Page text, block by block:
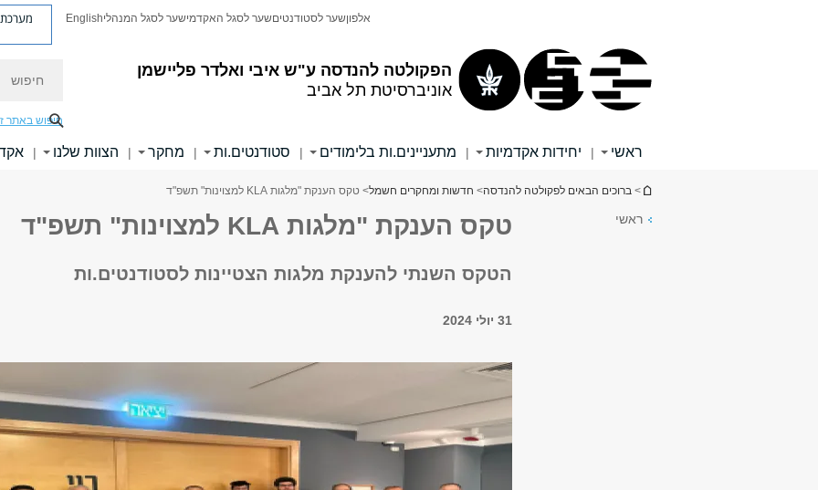
הפקולטה להנדסה ע"ש איבי ואלדר פליישמן
אוניברסיטת תל אביב
אלפוןשער לסטודנטיםשער לסגל האקדמישער לסגל המנהליEnglish מערכת
חיפוש באתר
ראשי | יחידות אקדמיות | מתעניינים.ות בלימודים | סטודנטים.ות | מחקר | הצוות שלנו |
הינך נמצא כאן
> ברוכים הבאים לפקולטה להנדסה> חדשות ומחקרים חשמל> טקס הענקת "מלגות KLA למצוינות" תשפ"ד
ראשי טקס הענקת "מלגות KLA למצוינות" תשפ"ד
הטקס השנתי להענקת מלגות הצטיינות לסטודנטים.ות
31 יולי 2024